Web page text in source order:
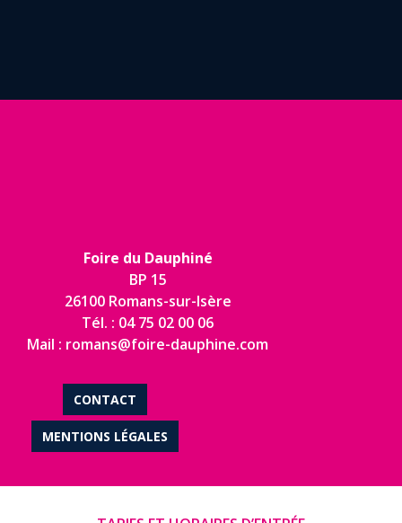
Foire du Dauphiné
BP 15
26100 Romans-sur-Isère
Tél. : 04 75 02 00 06
Mail : romans@foire-dauphine.com
CONTACT
MENTIONS LÉGALES